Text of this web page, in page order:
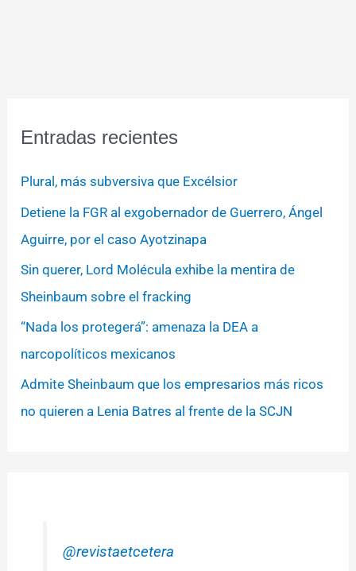
Entradas recientes
Plural, más subversiva que Excélsior
Detiene la FGR al exgobernador de Guerrero, Ángel
Aguirre, por el caso Ayotzinapa
Sin querer, Lord Molécula exhibe la mentira de
Sheinbaum sobre el fracking
“Nada los protegerá”: amenaza la DEA a
narcopolíticos mexicanos
Admite Sheinbaum que los empresarios más ricos
no quieren a Lenia Batres al frente de la SCJN
@revistaetcetera